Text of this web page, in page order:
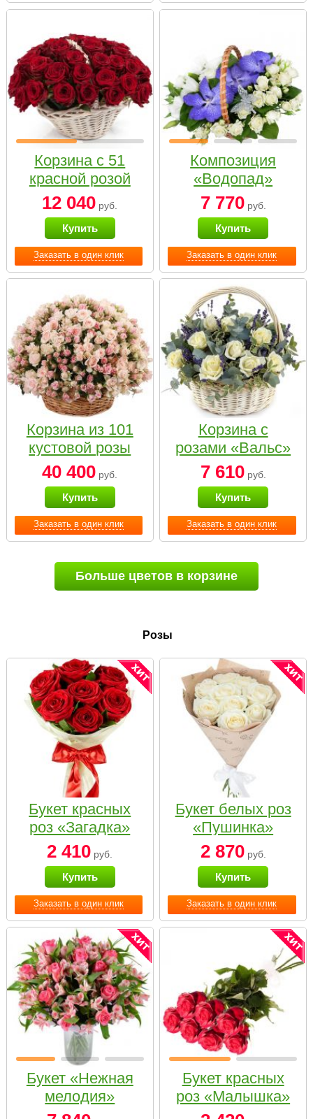
Заказать в один клик
Корзина с 51
красной розой
12 040 руб.
Купить
Заказать в один клик
Композиция
«Водопад»
7 770руб.
Купить
Заказать в один клик
Корзина из 101
кустовой розы
нежных тонов
40 400 руб.
Купить
Заказать в один клик
Корзина с
розами «Вальс»
7 610руб.
Купить
Больше цветов в корзине
Розы
Заказать в один клик
Букет красных
роз «Загадка»
2 410 руб.
Купить
Заказать в один клик
Букет белых роз
«Пушинка»
2 870руб.
Купить
Букет «Нежная
мелодия»
Букет красных
роз «Малышка»